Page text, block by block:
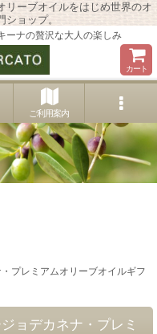
リーブオイルをはじめ世界のオ
ョップ。
ーナの贅沢な大人の楽しみ
カート
ご利用案内
プレミアムオリーブオイルギフ
ョデカネナ・プレミ